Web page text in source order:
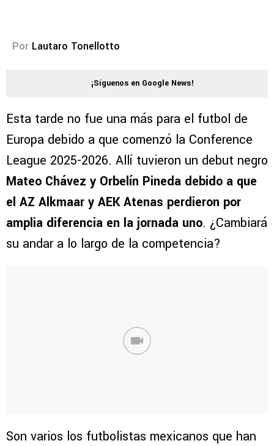
Por Lautaro Tonellotto
¡Síguenos en Google News!
Esta tarde no fue una más para el futbol de
Europa debido a que comenzó la Conference
League 2025-2026. Allí tuvieron un debut negro
Mateo Chávez y Orbelín Pineda debido a que
el AZ Alkmaar y AEK Atenas perdieron por
amplia diferencia en la jornada uno. ¿Cambiará
su andar a lo largo de la competencia?
Son varios los futbolistas mexicanos que han